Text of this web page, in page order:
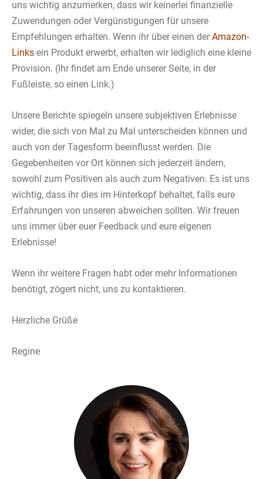
uns wichtig anzumerken, dass wir keinerlei finanzielle
Zuwendungen oder Vergünstigungen für unsere
Empfehlungen erhalten. Wenn ihr über einen der Amazon-
Links ein Produkt erwerbt, erhalten wir lediglich eine kleine
Provision. (Ihr findet am Ende unserer Seite, in der
Fußleiste, so einen Link.)
Unsere Berichte spiegeln unsere subjektiven Erlebnisse
wider, die sich von Mal zu Mal unterscheiden können und
auch von der Tagesform beeinflusst werden. Die
Gegebenheiten vor Ort können sich jederzeit ändern,
sowohl zum Positiven als auch zum Negativen. Es ist uns
wichtig, dass ihr dies im Hinterkopf behaltet, falls eure
Erfahrungen von unseren abweichen sollten. Wir freuen
uns immer über euer Feedback und eure eigenen
Erlebnisse!
Wenn ihr weitere Fragen habt oder mehr Informationen
benötigt, zögert nicht, uns zu kontaktieren.
Herzliche Grüße
Regine